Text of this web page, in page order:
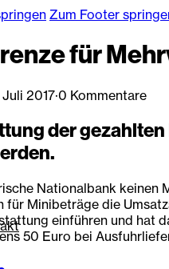
Zum Footer
für
Juli 2017·0 Kommentare
der
Nationalbank keinen
für Minibeträge die
einführen und hat
50 Euro bei